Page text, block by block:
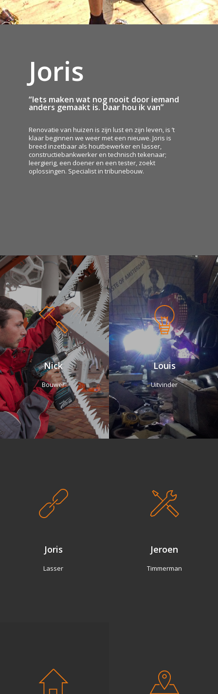
Joris
“Iets maken wat nog nooit door iemand
anders gemaakt is. Daar hou ik van”
Renovatie van huizen is zijn lust en zijn leven, is ’t
klaar beginnen we weer met een nieuwe. Joris is
breed inzetbaar als houtbewerker en lasser,
constructiebankwerker en technisch tekenaar;
leergierig, een doener en een tester, zoekt
oplossingen. Specialist in tribunebouw.
Nick
Bouwer
Louis
Uitvinder
Joris
Lasser
Jeroen
Timmerman